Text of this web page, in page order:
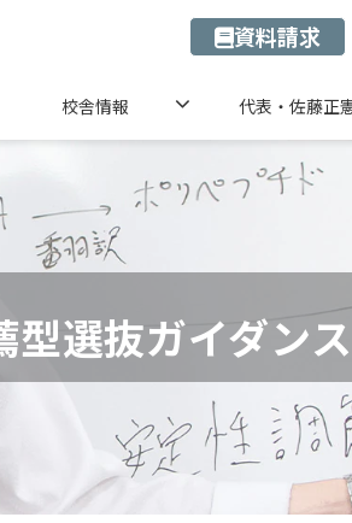
資料請求
校舎情報 代表・佐藤正
選抜ガイダンス